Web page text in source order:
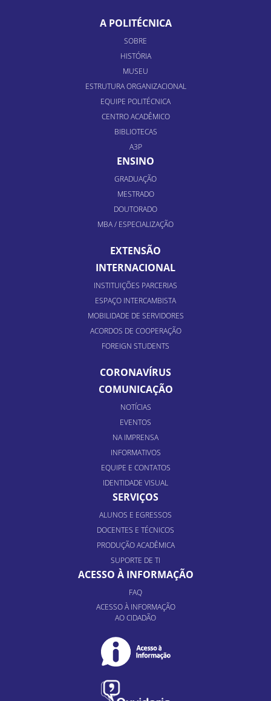
A POLITÉCNICA
SOBRE
HISTÓRIA
MUSEU
ESTRUTURA ORGANIZACIONAL
EQUIPE POLITÉCNICA
CENTRO ACADÊMICO
BIBLIOTECAS
A3P
ENSINO
GRADUAÇÃO
MESTRADO
DOUTORADO
MBA / ESPECIALIZAÇÃO
EXTENSÃO
INTERNACIONAL
INSTITUIÇÕES PARCERIAS
ESPAÇO INTERCAMBISTA
MOBILIDADE DE SERVIDORES
ACORDOS DE COOPERAÇÃO
FOREIGN STUDENTS
CORONAVÍRUS
COMUNICAÇÃO
NOTÍCIAS
EVENTOS
NA IMPRENSA
INFORMATIVOS
EQUIPE E CONTATOS
IDENTIDADE VISUAL
SERVIÇOS
ALUNOS E EGRESSOS
DOCENTES E TÉCNICOS
PRODUÇÃO ACADÊMICA
SUPORTE DE TI
ACESSO À INFORMAÇÃO
FAQ
ACESSO À INFORMAÇÃO
AO CIDADÃO